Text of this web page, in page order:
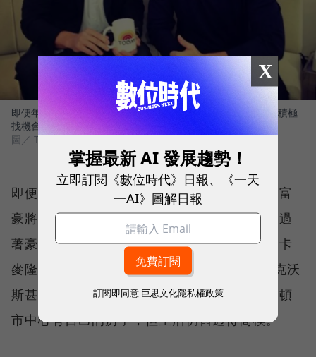
即便年紀輕輕就坐擁財富，兩兄弟並沒有過著揮霍生活，反而積極
找機會投資。
圖／ Twitter
即便擁有這麼多比特幣，兩兄弟並沒有像許多富
豪將手上的密碼貨幣賣掉變現，買跑車、豪宅過
著豪奢的生活，事實上兩人的作風相當低調，卡
麥隆·溫克沃斯開著一台老舊的SUV，泰勒·溫克沃
斯甚至沒有自己的車，雖然他們各自都在曼哈頓
市中心有自己的房子，但生活仍舊過得簡樸。
X
掌握最新 AI 發展趨勢！
立即訂閱《數位時代》日報、《一天
一AI》圖解日報
訂閱即同意 巨思文化隱私權政策